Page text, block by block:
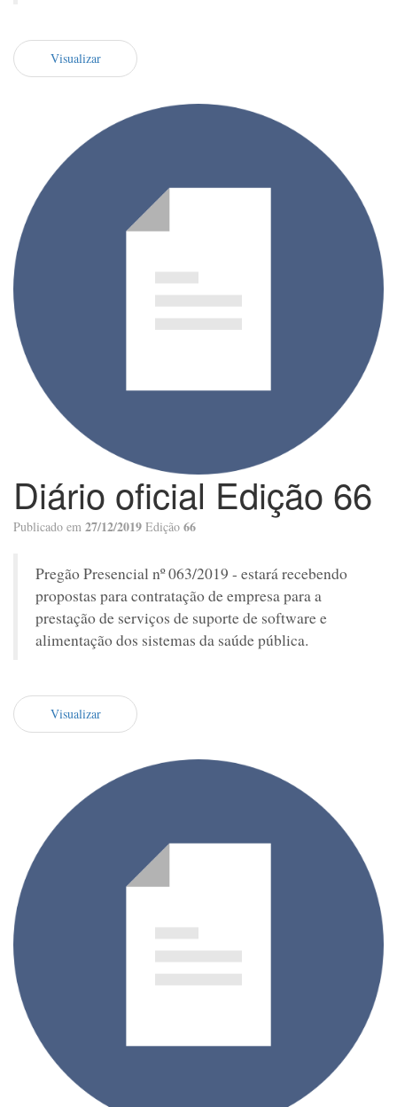
Visualizar
Diário oficial Edição 66
Publicado em 27/12/2019 Edição 66
Pregão Presencial nº 063/2019 - estará recebendo
propostas para contratação de empresa para a
prestação de serviços de suporte de software e
alimentação dos sistemas da saúde pública.
Visualizar